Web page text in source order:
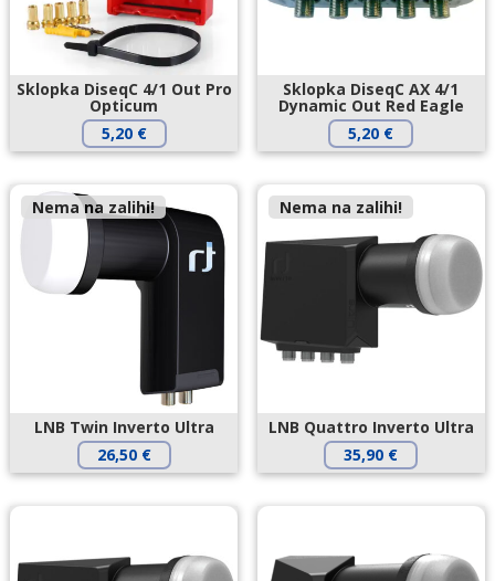
Sklopka DiseqC 4/1 Out Pro
Opticum
5,20 €
Sklopka DiseqC AX 4/1
Dynamic Out Red Eagle
5,20 €
Nema na zalihi!
LNB Twin Inverto Ultra
26,50 €
Nema na zalihi!
LNB Quattro Inverto Ultra
35,90 €